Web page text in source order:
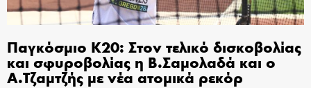
Παγκόσμιο Κ20: Στον τελικό δισκοβολίας
και σφυροβολίας η Β.Σαμολαδά και ο
Α.Τζαμτζής με νέα ατομικά ρεκόρ